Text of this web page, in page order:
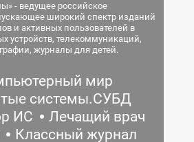
- ведущее российское
широкий спектр изданий
и активных пользователей в
устройств, телекоммуникаций,
журналы для детей.
мир
системы.СУБД
ИС
Лечащий врач
Классный журнал